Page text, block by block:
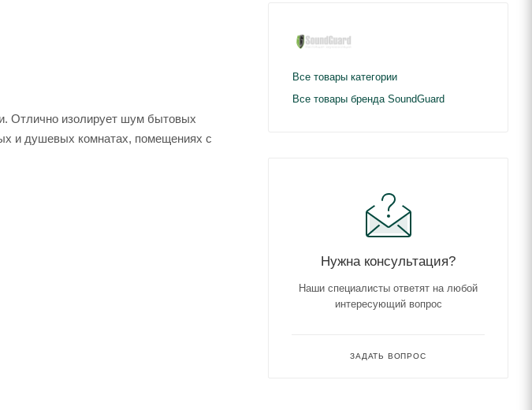
Отлично изолирует шум бытовых
и душевых комнатах, помещениях с
Все товары категории
Все товары бренда SoundGuard
Нужна консультация?
Наши специалисты ответят на любой
интересующий вопрос
ЗАДАТЬ ВОПРОС